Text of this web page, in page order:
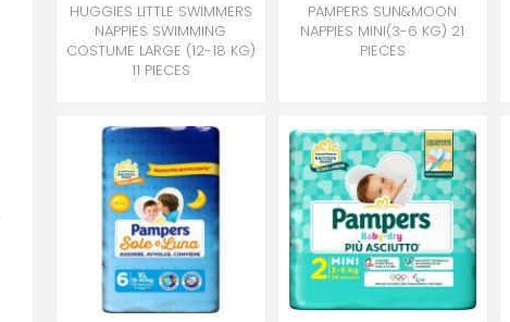
HUGGIES LITTLE SWIMMERS
NAPPIES SWIMMING
COSTUME LARGE (12-18 KG)
11 PIECES
PAMPERS SUN&MOON
NAPPIES MINI(3-6 KG) 21
PIECES